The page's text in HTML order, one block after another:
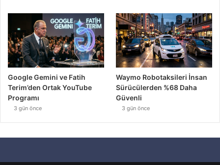
Google Gemini ve Fatih
Terim’den Ortak YouTube
Programı
3 gün önce
Waymo Robotaksileri İnsan
Sürücülerden %68 Daha
Güvenli
3 gün önce